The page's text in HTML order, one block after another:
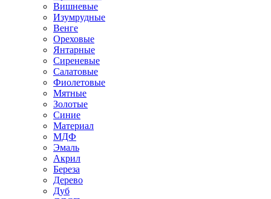
Вишневые
Изумрудные
Венге
Ореховые
Янтарные
Сиреневые
Салатовые
Фиолетовые
Мятные
Золотые
Синие
Материал
МДФ
Эмаль
Акрил
Береза
Дерево
Дуб